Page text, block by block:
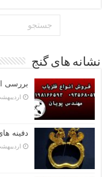
نشانه های گنج
بررسی
اردیبهشت ۱۵,
دفینه
اردیبهشت ۱۳,